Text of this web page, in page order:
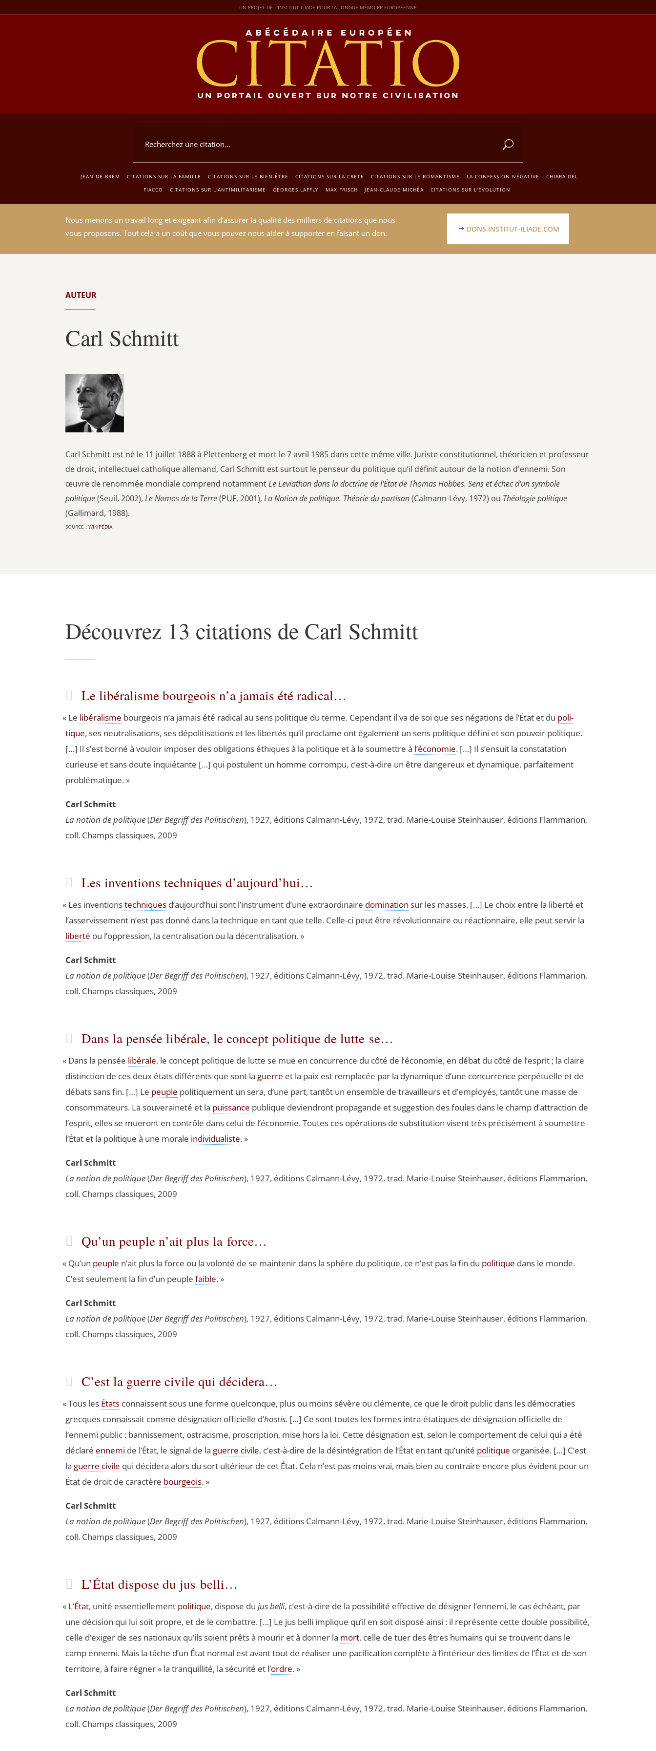
UN PROJET DE L'INSTITUT ILIADE POUR LA LONGUE MÉMOIRE EUROPÉENNE
JEAN DE BREM CITATIONS SUR LA FAMILLE CITATIONS SUR LE BIEN-ÊTRE CITATIONS SUR LA CRÈTE CITATIONS SUR LE ROMANTISME LA CONFESSION NÉGATIVE
CHIARA DEL
FIACCO
CITATIONS SUR L'ANTIMILITARISME GEORGES LAFFLY MAX FRISCH JEAN-CLAUDE MICHÉA CITATIONS SUR L'ÉVOLUTION
Nous menons un travail long et exigeant afin d'assurer la qualité des milliers de citations que nous
vous proposons. Tout cela a un coût que vous pouvez nous aider à supporter en faisant un don.
DONS.INSTITUT-ILIADE.COM
AUTEUR
Carl Schmitt
Carl Schmitt est né le 11 juillet 1888 à Plettenberg et mort le 7 avril 1985 dans cette même ville. Juriste constitutionnel, théoricien et professeur
de droit, intellectuel catholique allemand, Carl Schmitt est surtout le penseur du politique qu’il définit autour de la notion d'ennemi. Son
œuvre de renommée mondiale comprend notammentLe Leviathan dans la doctrine de l'État de Thomas Hobbes. Sens et échec d'un symbole
politique(Seuil, 2002),Le Nomos de la Terre(PUF, 2001),La Notion de politique. Théorie du partisan(Calmann-Lévy, 1972) ou Théologie politique
(Gallimard, 1988).
SOURCE :WIKI­PÉ­DIA
Découvrez 13 citations de Carl Schmitt
Le libéralisme bourgeois n’a jamais été radical…
«Le libé­ra­lisme bour­geois n’a jamais été radi­cal au sens poli­tique du terme. Cepen­dant il va de soi que ses néga­tions de l’État et du poli­
tique, ses neu­tra­li­sa­tions, ses dépo­li­ti­sa­tions et les liber­tés qu’il pro­clame ont éga­le­ment un sens poli­tique défi­ni et son pou­voir poli­tique.
[…] Il s’est bor­né à vou­loir impo­ser des obli­ga­tions éthiques à la poli­tique et à la sou­mettre à l’économie. […] Il s’ensuit la consta­ta­tion
curieuse et sans doute inquié­tante […] qui pos­tulent un homme cor­rom­pu, c’est-à-dire un être dan­ge­reux et dyna­mique, par­fai­te­ment
problématique. »
Carl Schmitt
La notion de poli­tique(Der Begriff des Poli­ti­schen), 1927, édi­tions Cal­mann-Lévy, 1972, trad. Marie-Louise Stein­hau­ser, édi­tions Flam­ma­rion,
coll. Champs clas­siques, 2009
Les inventions techniques d’aujourd’hui…
«Les inven­tionstech­niquesd’aujourd’hui sont l’instrument d’une extra­or­di­naire domi­na­tion sur les masses. […] Le choix entre la liber­té et
l’asservissement n’est pas don­né dans la tech­nique en tant que telle. Celle-ci peut être révo­lu­tion­naire ou réac­tion­naire, elle peut ser­vir la
liber­té ou l’oppression, la cen­tra­li­sa­tion ou la décentralisation. »
Carl Schmitt
La notion de poli­tique(Der Begriff des Poli­ti­schen), 1927, édi­tions Cal­mann-Lévy, 1972, trad. Marie-Louise Stein­hau­ser, édi­tions Flam­ma­rion,
coll. Champs clas­siques, 2009
Dans la pensée libérale, le concept politique de lutte se…
«Dans la pen­sée libé­rale, le concept poli­tique de lutte se mue en concur­rence du côté de l’économie, en débat du côté de l’esprit ; la claire
dis­tinc­tion de ces deux états dif­fé­rents que sont la guerre et la paix est rem­pla­cée par la dyna­mique d’une concur­rence per­pé­tuelle et de
débats sans fin. […] Le peuple poli­ti­que­ment un sera, d’une part, tan­tôt un ensemble de tra­vailleurs et d’employés, tan­tôt une masse de
consom­ma­teurs. La sou­ve­rai­ne­té et la puis­sance publique devien­dront pro­pa­gande et sug­ges­tion des foules dans le champ d’attraction de
l’esprit, elles se mue­ront en contrôle dans celui de l’économie. Toutes ces opé­ra­tions de sub­sti­tu­tion visent très pré­ci­sé­ment à sou­mettre
l’État et la poli­tique à une morale indi­vi­dua­liste. »
Carl Schmitt
La notion de poli­tique(Der Begriff des Poli­ti­schen), 1927, édi­tions Cal­mann-Lévy, 1972, trad. Marie-Louise Stein­hau­ser, édi­tions Flam­ma­rion,
coll. Champs clas­siques, 2009
Qu’un peuple n’ait plus la force…
«Qu’un peuple n’ait plus la force ou la volon­té de se main­te­nir dans la sphère du poli­tique, ce n’est pas la fin du poli­tique dans le monde.
C’est seule­ment la fin d’un peuplefaible. »
Carl Schmitt
La notion de poli­tique(Der Begriff des Poli­ti­schen), 1927, édi­tions Cal­mann-Lévy, 1972, trad. Marie-Louise Stein­hau­ser, édi­tions Flam­ma­rion,
coll. Champs clas­siques, 2009
C’est la guerre civile qui décidera…
«Tous les Étatsconnaissent sous une forme quel­conque, plus ou moins sévère ou clé­mente, ce que le droit public dans les démo­cra­ties
grecques connais­sait comme dési­gna­tion offi­cielle d’hos­tis. […] Ce sont toutes les formes intra-éta­tiques de dési­gna­tion offi­cielle de
l’ennemi public : ban­nis­se­ment, ostra­cisme, pros­crip­tion, mise hors la loi. Cette dési­gna­tion est, selon le com­por­te­ment de celui qui a été
décla­ré enne­mi de l’État, le signal de la guerre civile, c’est-à-dire de la dés­in­té­gra­tion de l’État en tant qu’unité poli­tique orga­ni­sée. […] C’est
la guerre civile qui déci­de­ra alors du sort ulté­rieur de cet État. Cela n’est pas moins vrai, mais bien au contraire encore plus évident pour un
État de droit de carac­tère bour­geois. »
Carl Schmitt
La notion de poli­tique(Der Begriff des Poli­ti­schen), 1927, édi­tions Cal­mann-Lévy, 1972, trad. Marie-Louise Stein­hau­ser, édi­tions Flam­ma­rion,
coll. Champs clas­siques, 2009
L’État dispose du jus belli…
«L’État, uni­té essen­tiel­le­ment poli­tique, dis­pose du jus bel­li, c’est-à-dire de la pos­si­bi­li­té effec­tive de dési­gner l’ennemi, le cas échéant, par
une déci­sion qui lui soit propre, et de le com­battre. […] Le jus bel­li implique qu’il en soit dis­po­sé ain­si : il repré­sente cette double pos­si­bi­li­té,
celle d’exiger de ses natio­naux qu’ils soient prêts à mou­rir et à don­ner la mort, celle de tuer des êtres humains qui se trouvent dans le
camp enne­mi. Mais la tâche d’un État nor­mal est avant tout de réa­li­ser une paci­fi­ca­tion com­plète à l’intérieur des limites de l’État et de son
ter­ri­toire, à faire régner « la tran­quilli­té, la sécu­ri­té et l’ordre. »
Carl Schmitt
La notion de poli­tique(Der Begriff des Poli­ti­schen), 1927, édi­tions Cal­mann-Lévy, 1972, trad. Marie-Louise Stein­hau­ser, édi­tions Flam­ma­rion,
coll. Champs clas­siques, 2009